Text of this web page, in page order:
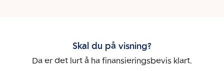
Skal du på visning?
Da er det lurt å ha finansieringsbevis klart.